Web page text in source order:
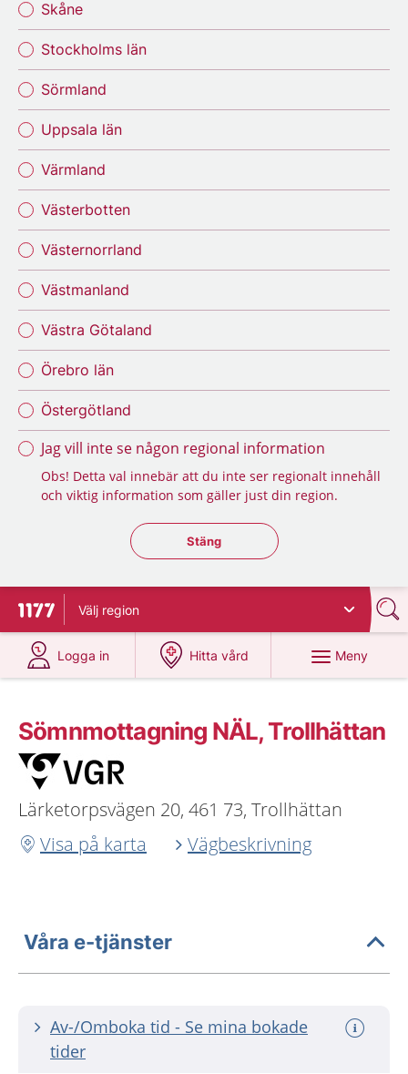
Skåne
Stockholms län
Sörmland
Uppsala län
Värmland
Västerbotten
Västernorrland
Västmanland
Västra Götaland
Örebro län
Östergötland
Jag vill inte se någon regional information
Obs! Detta val innebär att du inte ser regionalt innehåll
och viktig information som gäller just din region.
Stäng regionsväljaren
Stäng
Till startsidan för 1177
Välj region
Logga in
på 1177.se
Hitta vård
på 1177.se
Meny
Sömnmottagning NÄL, Trollhättan
Lärketorpsvägen 20, 461 73, Trollhättan
Visa på karta
Vägbeskrivning
Våra e-tjänster
Av-/Omboka tid - Se mina bokade
tider